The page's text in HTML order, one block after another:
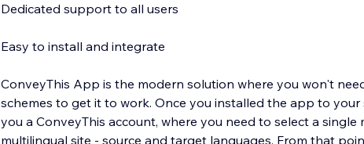
Dedicated support to all users
Easy to install and integrate
ConveyThis App is the modern solution where you won't
schemes to get it to work. Once you installed the app to
you a ConveyThis account, where you need to select a
multilingual site - source and target languages. From that